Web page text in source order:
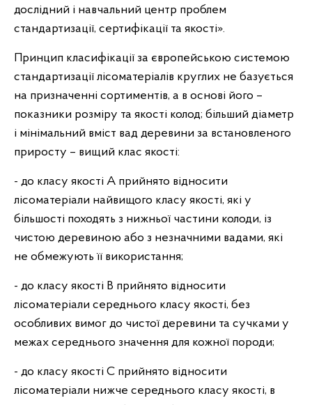
дослідний і навчальний центр проблем
стандартизації, сертифікації та якості».
Принцип класифікації за європейською системою
стандартизації лісоматеріалів круглих не базується
на призначенні сортиментів, а в основі його –
показники розміру та якості колод; більший діаметр
і мінімальний вміст вад деревини за встановленого
приросту – вищий клас якості:
- до класу якості А прийнято відносити
лісоматеріали найвищого класу якості, які у
більшості походять з нижньої частини колоди, із
чистою деревиною або з незначними вадами, які
не обмежують її використання;
- до класу якості В прийнято відносити
лісоматеріали середнього класу якості, без
особливих вимог до чистої деревини та сучками у
межах середнього значення для кожної породи;
- до класу якості С прийнято відносити
лісоматеріали нижче середнього класу якості, в